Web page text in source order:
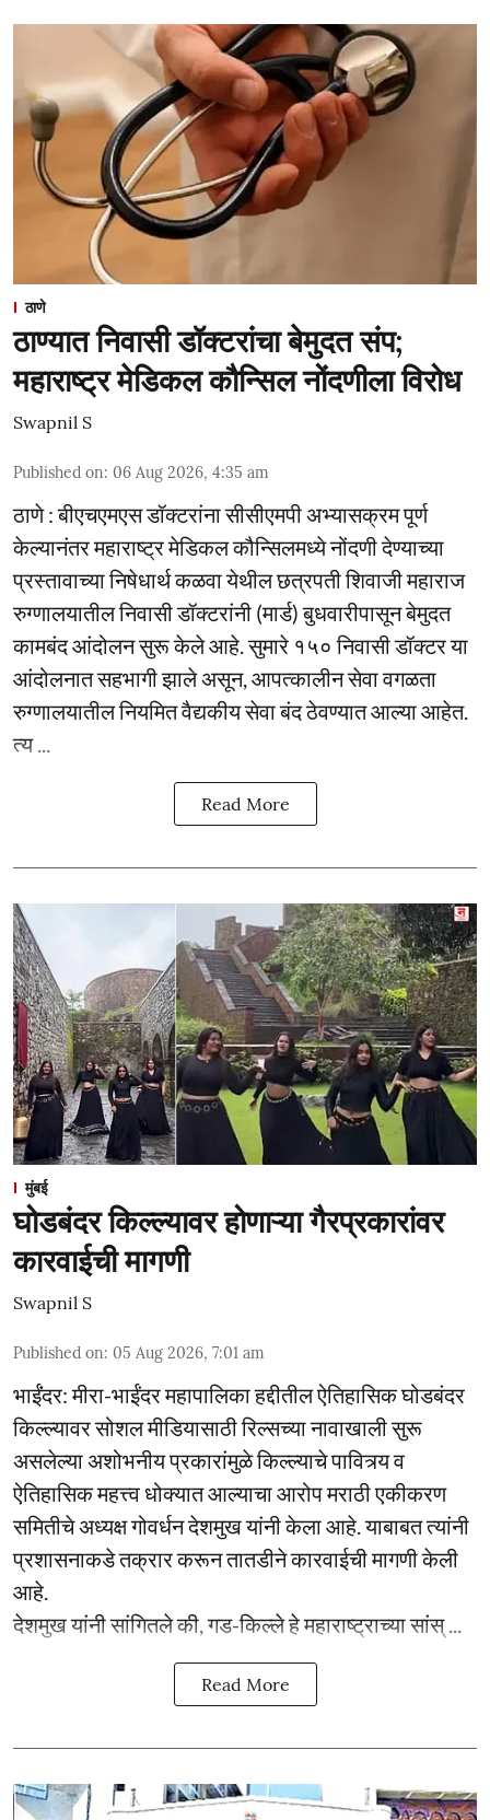
ठाणे
ठाण्यात निवासी डॉक्टरांचा बेमुदत संप;
महाराष्ट्र मेडिकल कौन्सिल नोंदणीला विरोध
Swapnil S
Published on: 06 Aug 2026, 4:35 am
ठाणे : बीएचएमएस डॉक्टरांना सीसीएमपी अभ्यासक्रम पूर्ण
केल्यानंतर महाराष्ट्र मेडिकल कौन्सिलमध्ये नोंदणी देण्याच्या
प्रस्तावाच्या निषेधार्थ कळवा येथील छत्रपती शिवाजी महाराज
रुग्णालयातील निवासी डॉक्टरांनी (मार्ड) बुधवारीपासून बेमुदत
कामबंद आंदोलन सुरू केले आहे. सुमारे १५० निवासी डॉक्टर या
आंदोलनात सहभागी झाले असून, आपत्कालीन सेवा वगळता
रुग्णालयातील नियमित वैद्यकीय सेवा बंद ठेवण्यात आल्या आहेत.
त्य ...
Read More
मुंबई
घोडबंदर किल्ल्यावर होणाऱ्या गैरप्रकारांवर
कारवाईची मागणी
Swapnil S
Published on: 05 Aug 2026, 7:01 am
भाईंंदर: मीरा-भाईंदर महापालिका हद्दीतील ऐतिहासिक घोडबंदर
किल्ल्यावर सोशल मीडियासाठी रिल्सच्या नावाखाली सुरू
असलेल्या अशोभनीय प्रकारांमुळे किल्ल्याचे पावित्र्य व
ऐतिहासिक महत्त्व धोक्यात आल्याचा आरोप मराठी एकीकरण
समितीचे अध्यक्ष गोवर्धन देशमुख यांनी केला आहे. याबाबत त्यांनी
प्रशासनाकडे तक्रार करून तातडीने कारवाईची मागणी केली
आहे.
देशमुख यांनी सांगितले की, गड-किल्ले हे महाराष्ट्राच्या सांस् ...
Read More